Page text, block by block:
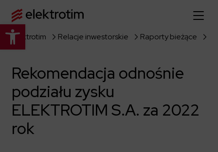
Otwórz pasek narzędzi
Strona główna
O nas
Więcej o nas
O firmie
Strategia
Oferta
Poznaj pełną ofertę
Aktualności
Elektrotim Relacje inwestorskie Raporty bieżące
Rekomendacja odnośnie
podziału zysku
ELEKTROTIM S.A. za 2022
rok